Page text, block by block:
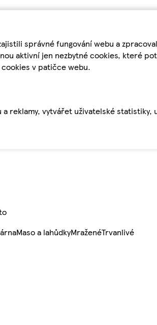
správné fungování webu a
aktivní jen nezbytné cookies, které
v patičce webu.
reklamy, vytvářet uživatelské
Maso a lahůdkyMraženéTrvanlivé